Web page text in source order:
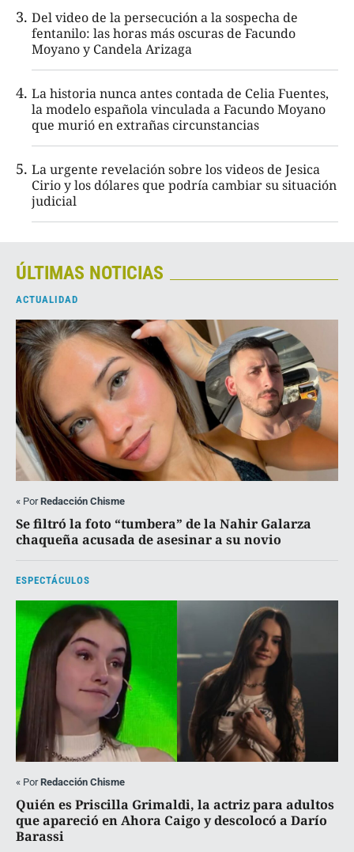
Del video de la persecución a la sospecha de
fentanilo: las horas más oscuras de Facundo
Moyano y Candela Arizaga
La historia nunca antes contada de Celia Fuentes,
la modelo española vinculada a Facundo Moyano
que murió en extrañas circunstancias
La urgente revelación sobre los videos de Jesica
Cirio y los dólares que podría cambiar su situación
judicial
ÚLTIMAS NOTICIAS
ACTUALIDAD
« PorRedacción Chisme
Se filtró la foto “tumbera” de la Nahir Galarza
chaqueña acusada de asesinar a su novio
ESPECTÁCULOS
« PorRedacción Chisme
Quién es Priscilla Grimaldi, la actriz para adultos
que apareció en Ahora Caigo y descolocó a Darío
Barassi